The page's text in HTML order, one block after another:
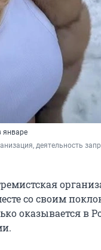
январе
деятельность
со своим
оказывается в